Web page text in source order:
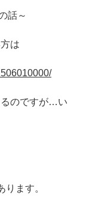
話～
は
るのですが…い
ます。